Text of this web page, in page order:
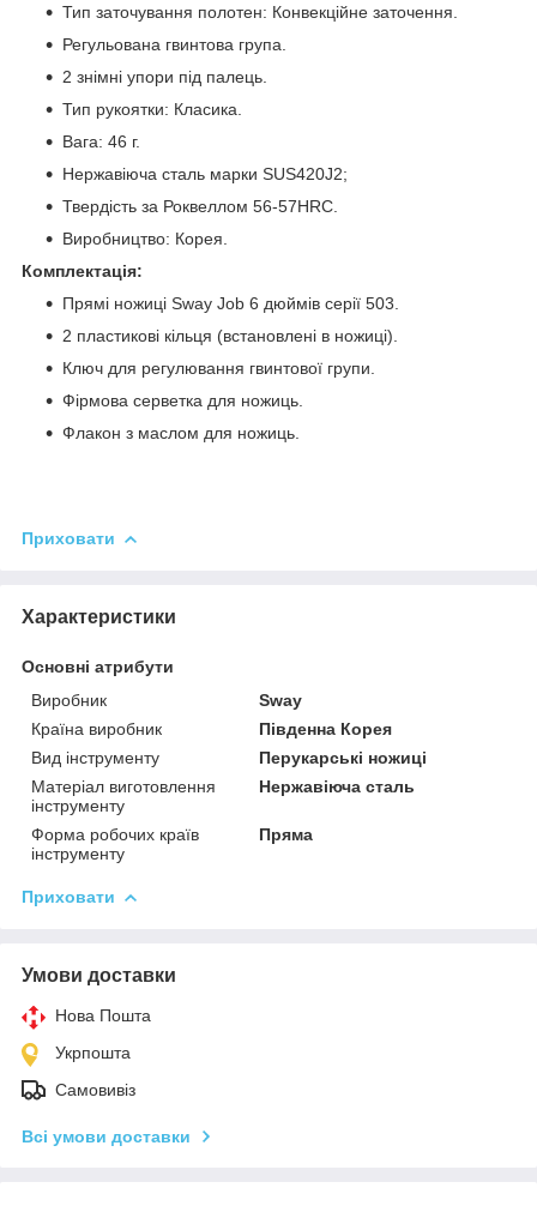
Тип заточування полотен: Конвекційне заточення.
Регульована гвинтова група.
2 знімні упори під палець.
Тип рукоятки: Класика.
Вага: 46 г.
Нержавіюча сталь марки SUS420J2;
Твердість за Роквеллом 56-57HRC.
Виробництво: Корея.
Комплектація:
Прямі ножиці Sway Job 6 дюймів серії 503.
2 пластикові кільця (встановлені в ножиці).
Ключ для регулювання гвинтової групи.
Фірмова серветка для ножиць.
Флакон з маслом для ножиць.
Приховати
Характеристики
Основні атрибути
Виробник
Sway
Країна виробник
Південна Корея
Вид інструменту
Перукарські ножиці
Матеріал виготовлення
інструменту
Нержавіюча сталь
Форма робочих країв
інструменту
Пряма
Приховати
Умови доставки
Нова Пошта
Укрпошта
Самовивіз
Всі умови доставки